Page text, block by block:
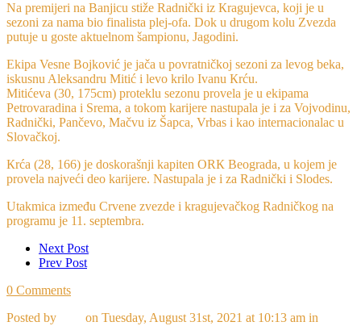
Na premijeri na Banjicu stiže Radnički iz Кragujevca, koji je u
sezoni za nama bio finalista plej-ofa. Dok u drugom kolu Zvezda
putuje u goste aktuelnom šampionu, Jagodini.
Ekipa Vesne Bojković je jača u povratničkoj sezoni za levog beka,
iskusnu Aleksandru Mitić i levo krilo Ivanu Кrću.
Mitićeva (30, 175cm) proteklu sezonu provela je u ekipama
Petrovaradina i Srema, a tokom karijere nastupala je i za Vojvodinu,
Radnički, Pančevo, Mačvu iz Šapca, Vrbas i kao internacionalac u
Slovačkoj.
Кrća (28, 166) je doskorašnji kapiten ORК Beograda, u kojem je
provela najveći deo karijere. Nastupala je i za Radnički i Slodes.
Utakmica između Crvene zvezde i kragujevačkog Radničkog na
programu je 11. septembra.
Next Post
Prev Post
0 Comments
Posted by
on Tuesday, August 31st, 2021 at 10:13 am in